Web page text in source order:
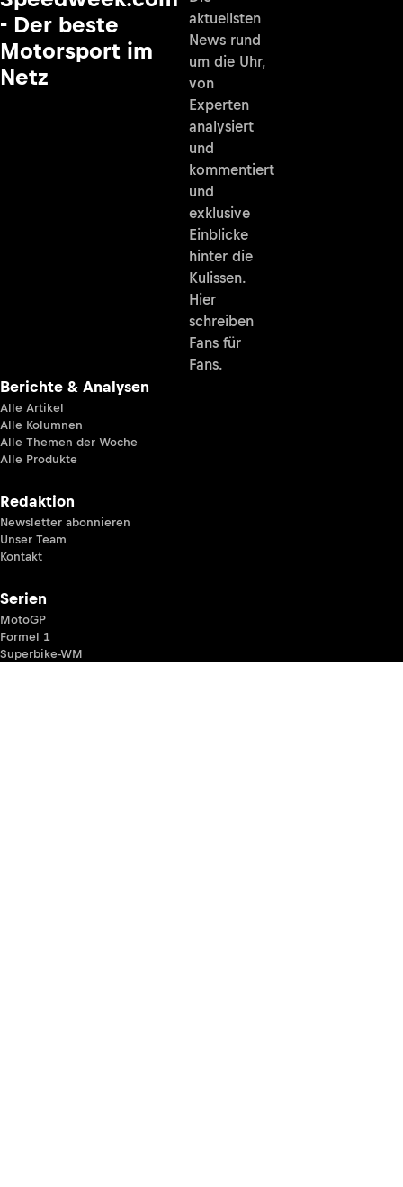
- Der beste
Motorsport im
Netz
aktuellsten
News rund
um die Uhr,
von
Experten
analysiert
und
kommentiert
und
exklusive
Einblicke
hinter die
Kulissen.
Hier
schreiben
Fans für
Fans.
Berichte & Analysen
Alle Artikel
Alle Kolumnen
Alle Themen der Woche
Alle Produkte
Redaktion
Newsletter abonnieren
Unser Team
Kontakt
Serien
MotoGP
Formel 1
Superbike-WM